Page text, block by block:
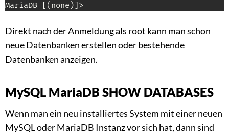
MariaDB [(none)]>
Direkt nach der Anmeldung als root kann man schon
neue Datenbanken erstellen oder bestehende
Datenbanken anzeigen.
MySQL MariaDB SHOW DATABASES
Wenn man ein neu installiertes System mit einer neuen
MySQL oder MariaDB Instanz vor sich hat, dann sind